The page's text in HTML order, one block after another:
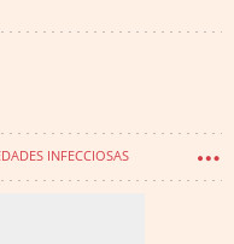
INFECCIOSAS